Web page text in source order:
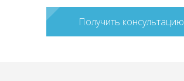
Получить консультацию